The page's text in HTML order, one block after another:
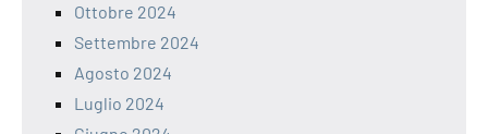
Ottobre 2024
Settembre 2024
Agosto 2024
Luglio 2024